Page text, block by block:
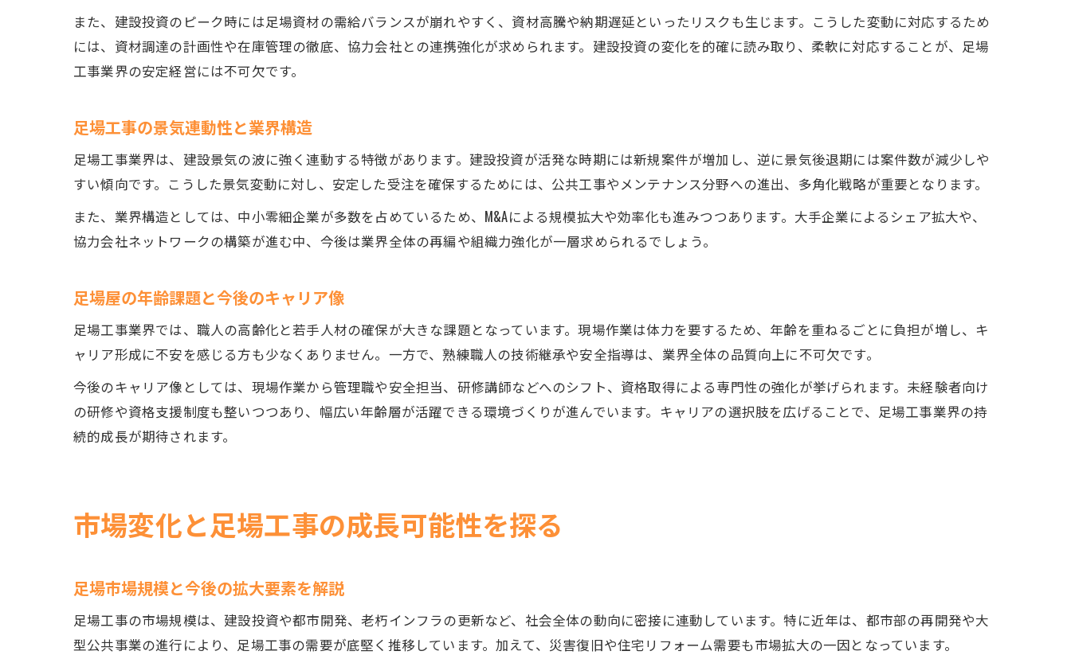
足場工事と他工種の連携による成長戦略
足場業界動向を踏まえた周辺業界の動き
足場工事業界M&A動向と今後のポイント
足場工事の事業承継と新たな成長領域
足場工事市場規模拡大に向けた実務対応
また、建設投資のピーク時には足場資材の需給バランスが崩れやすく、資材高騰や納期遅延といったリスクも生じます。こうした変動に対応するため
には、資材調達の計画性や在庫管理の徹底、協力会社との連携強化が求められます。建設投資の変化を的確に読み取り、柔軟に対応することが、足場
工事業界の安定経営には不可欠です。
足場工事の景気連動性と業界構造
足場工事業界は、建設景気の波に強く連動する特徴があります。建設投資が活発な時期には新規案件が増加し、逆に景気後退期には案件数が減少しや
すい傾向です。こうした景気変動に対し、安定した受注を確保するためには、公共工事やメンテナンス分野への進出、多角化戦略が重要となります。
また、業界構造としては、中小零細企業が多数を占めているため、M&Aによる規模拡大や効率化も進みつつあります。大手企業によるシェア拡大や、
協力会社ネットワークの構築が進む中、今後は業界全体の再編や組織力強化が一層求められるでしょう。
足場屋の年齢課題と今後のキャリア像
足場工事業界では、職人の高齢化と若手人材の確保が大きな課題となっています。現場作業は体力を要するため、年齢を重ねるごとに負担が増し、キ
ャリア形成に不安を感じる方も少なくありません。一方で、熟練職人の技術継承や安全指導は、業界全体の品質向上に不可欠です。
今後のキャリア像としては、現場作業から管理職や安全担当、研修講師などへのシフト、資格取得による専門性の強化が挙げられます。未経験者向け
の研修や資格支援制度も整いつつあり、幅広い年齢層が活躍できる環境づくりが進んでいます。キャリアの選択肢を広げることで、足場工事業界の持
続的成長が期待されます。
市場変化と足場工事の成長可能性を探る
足場市場規模と今後の拡大要素を解説
足場工事の市場規模は、建設投資や都市開発、老朽インフラの更新など、社会全体の動向に密接に連動しています。特に近年は、都市部の再開発や大
型公共事業の進行により、足場工事の需要が底堅く推移しています。加えて、災害復旧や住宅リフォーム需要も市場拡大の一因となっています。